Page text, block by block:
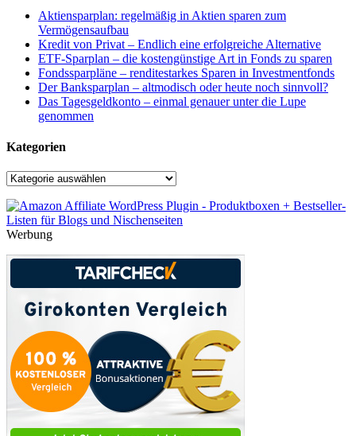
Aktiensparplan: regelmäßig in Aktien sparen zum
Vermögensaufbau
Kredit von Privat – Endlich eine erfolgreiche Alternative
ETF-Sparplan – die kostengünstige Art in Fonds zu sparen
Fondssparpläne – renditestarkes Sparen in Investmentfonds
Der Banksparplan – altmodisch oder heute noch sinnvoll?
Das Tagesgeldkonto – einmal genauer unter die Lupe
genommen
Kategorien
Kategorien
Werbung